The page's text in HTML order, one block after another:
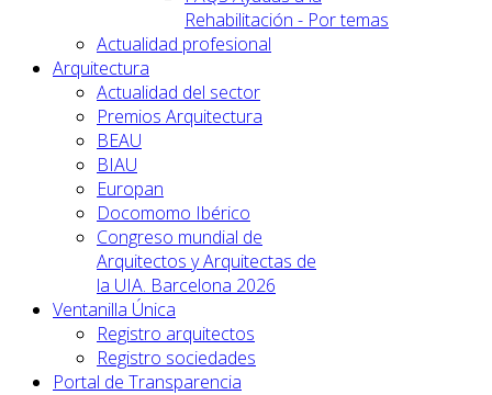
Rehabilitación - Por temas
Actualidad profesional
Arquitectura
Actualidad del sector
Premios Arquitectura
BEAU
BIAU
Europan
Docomomo Ibérico
Congreso mundial de
Arquitectos y Arquitectas de
la UIA. Barcelona 2026
Ventanilla Única
Registro arquitectos
Registro sociedades
Portal de Transparencia